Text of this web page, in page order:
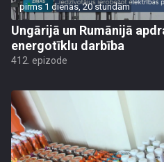
pirms 1 dienas, 20 stundām
Ungārijā un Rumānijā
energotīklu darbība
412. epizode